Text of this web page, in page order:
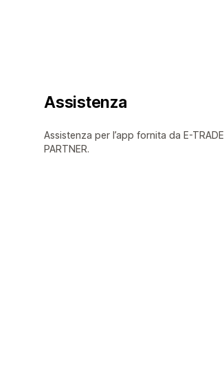
Assistenza
Assistenza per l’app fornita da E-TRADE
PARTNER.